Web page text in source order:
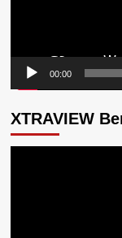
00:00
XTRAVIEW